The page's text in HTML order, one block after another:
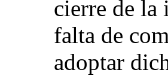
cierre de la
falta de
adoptar